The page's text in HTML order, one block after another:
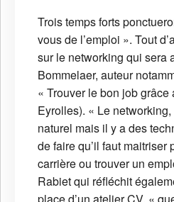
Trois temps forts
vous de l’emploi ». Tout
sur le networking qui sera
Bommelaer, auteur
« Trouver le bon job
Eyrolles). « Le
naturel mais il y a des
de faire qu’il faut maitriser
carrière ou trouver un
Rabiet qui réfléchit
place d’un atelier CV, «